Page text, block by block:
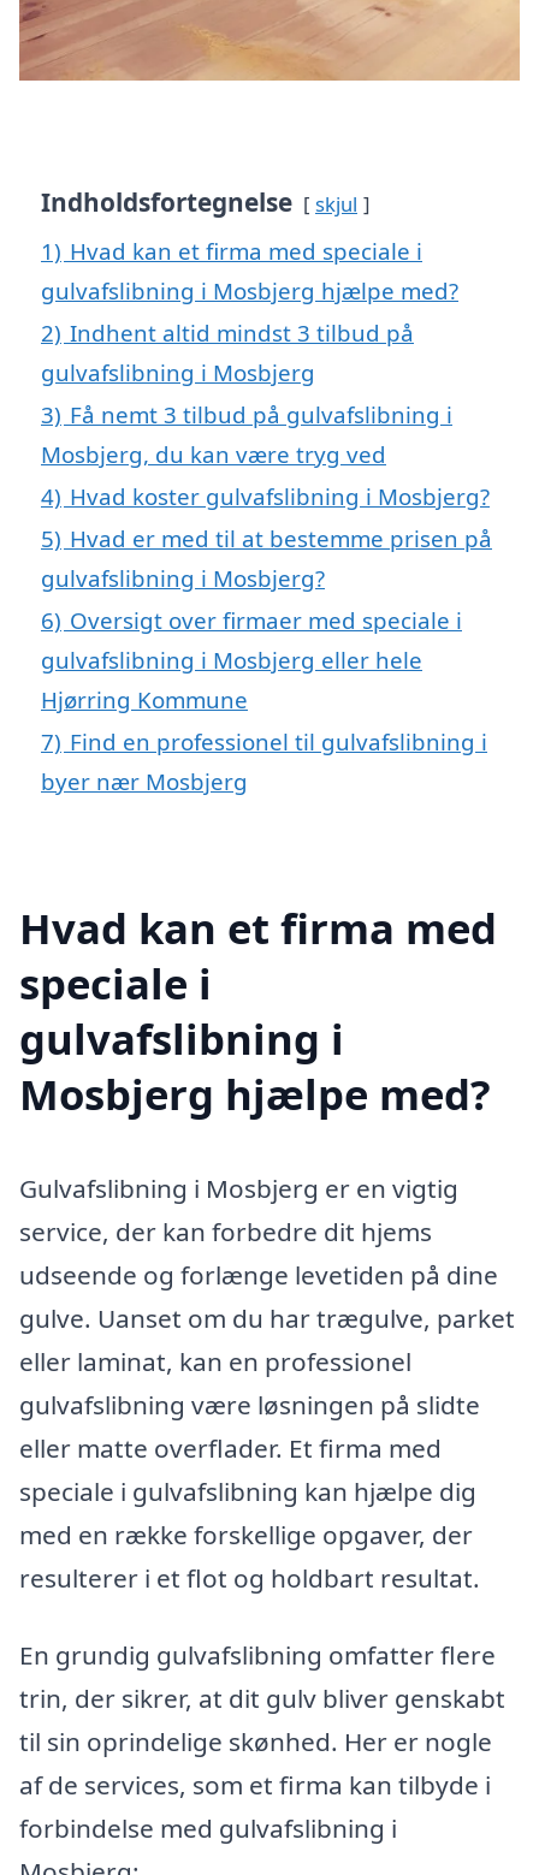
Indholdsfortegnelse skjul
1) Hvad kan et firma med speciale i
gulvafslibning i Mosbjerg hjælpe med?
2) Indhent altid mindst 3 tilbud på
gulvafslibning i Mosbjerg
3) Få nemt 3 tilbud på gulvafslibning i
Mosbjerg, du kan være tryg ved
4) Hvad koster gulvafslibning i Mosbjerg?
5) Hvad er med til at bestemme prisen på
gulvafslibning i Mosbjerg?
6) Oversigt over firmaer med speciale i
gulvafslibning i Mosbjerg eller hele
Hjørring Kommune
7) Find en professionel til gulvafslibning i
byer nær Mosbjerg
Hvad kan et firma med
speciale i
gulvafslibning i
Mosbjerg hjælpe med?
Gulvafslibning i Mosbjerg er en vigtig
service, der kan forbedre dit hjems
udseende og forlænge levetiden på dine
gulve. Uanset om du har trægulve, parket
eller laminat, kan en professionel
gulvafslibning være løsningen på slidte
eller matte overflader. Et firma med
speciale i gulvafslibning kan hjælpe dig
med en række forskellige opgaver, der
resulterer i et flot og holdbart resultat.
En grundig gulvafslibning omfatter flere
trin, der sikrer, at dit gulv bliver genskabt
til sin oprindelige skønhed. Her er nogle
af de services, som et firma kan tilbyde i
forbindelse med gulvafslibning i